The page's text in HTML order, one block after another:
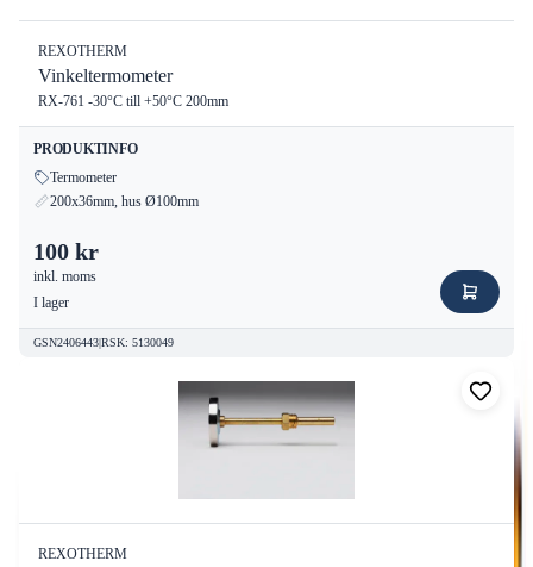
REXOTHERM
Vinkeltermometer
RX-761 -30°C till +50°C 200mm
PRODUKTINFO
Termometer
200x36mm, hus Ø100mm
100 kr
inkl. moms
I lager
GSN2406443|RSK: 5130049
REXOTHERM